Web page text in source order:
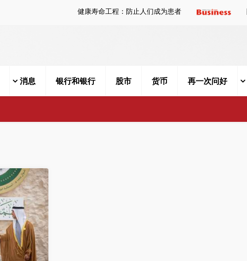
健康寿命工程：防止人们成为患者
消息 银行和银行 股市 货币 再一次问好